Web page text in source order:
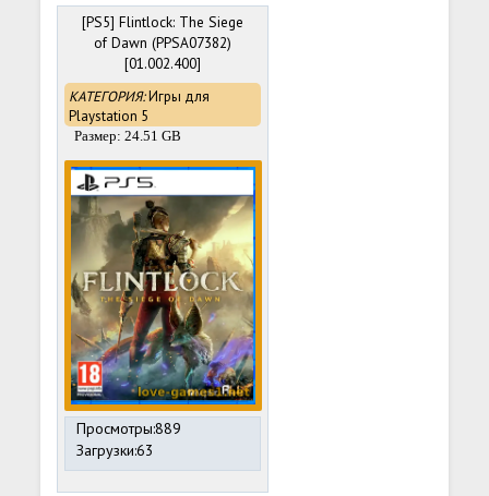
[PS5] Flintlock: The Siege
of Dawn (PPSA07382)
[01.002.400]
КАТЕГОРИЯ:Игры для
Playstation 5
Размер: 24.51 GB
Просмотры:889
Загрузки:63